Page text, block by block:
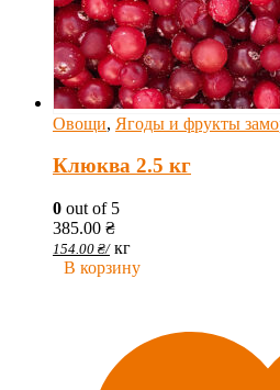
Овощи, Ягоды и фрукты
Клюква 2.5 кг
0 out of 5
385.00 ₴
154.00 ₴/ кг
В корзину